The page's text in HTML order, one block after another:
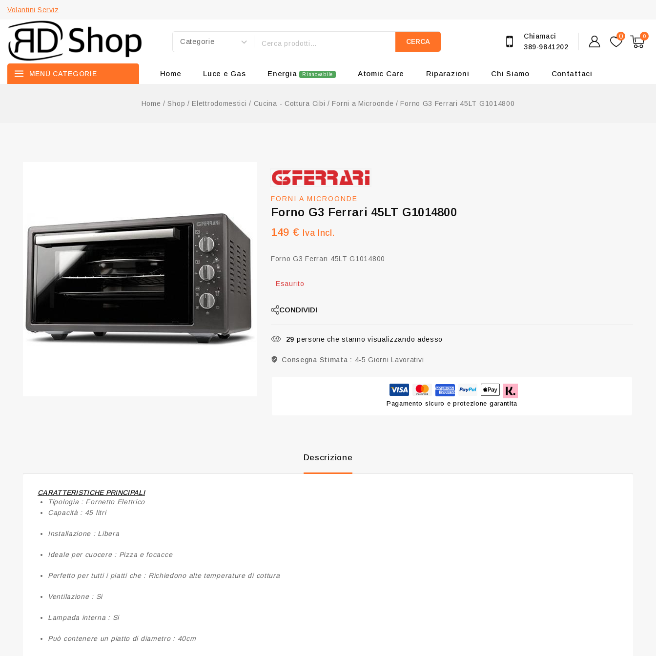
Volantini Serviz
CERCA
Chiamaci
389-9841202
0 0
MENÙ CATEGORIE Home Luce e Gas Energia Rinnovabile Atomic Care Riparazioni Chi Siamo Contattaci
Home / Shop / Elettrodomestici / Cucina - Cottura Cibi / Forni a Microonde / Forno G3 Ferrari 45LT G1014800
FORNI A MICROONDE
Forno G3 Ferrari 45LT G1014800
149 € Iva Incl.
Forno G3 Ferrari 45LT G1014800
Esaurito
CONDIVIDI
29 persone che stanno visualizzando adesso
Consegna Stimata : 4-5 Giorni Lavorativi
Pagamento sicuro e protezione garantita
Descrizione
CARATTERISTICHE PRINCIPALI
Tipologia : Fornetto Elettrico
Capacità : 45 litri
Installazione : Libera
Ideale per cuocere : Pizza e focacce
Perfetto per tutti i piatti che : Richiedono alte temperature di cottura
Ventilazione : Si
Lampada interna : Si
Può contenere un piatto di diametro : 40cm